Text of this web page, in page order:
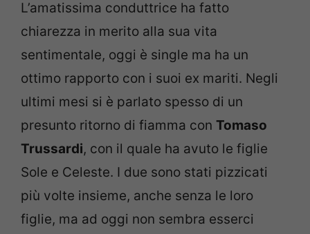
L’amatissima conduttrice ha fatto
chiarezza in merito alla sua vita
sentimentale, oggi è single ma ha un
ottimo rapporto con i suoi ex mariti. Negli
ultimi mesi si è parlato spesso di un
presunto ritorno di fiamma con Tomaso
Trussardi, con il quale ha avuto le figlie
Sole e Celeste. I due sono stati pizzicati
più volte insieme, anche senza le loro
figlie, ma ad oggi non sembra esserci